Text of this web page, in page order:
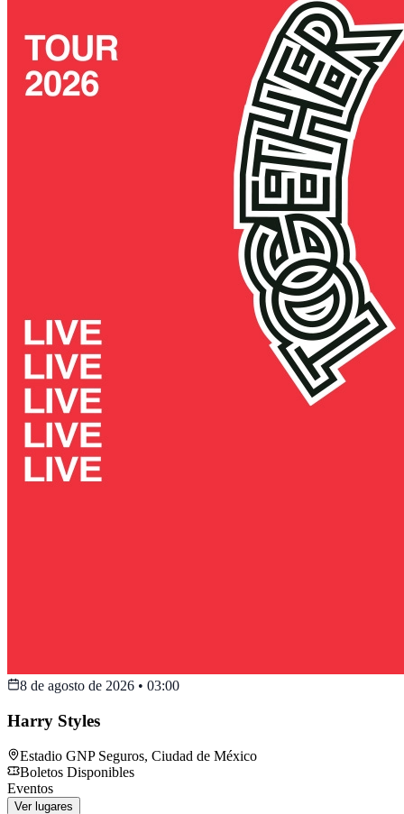
8 de agosto de 2026 • 03:00
Harry Styles
Estadio GNP Seguros, Ciudad de México
Boletos Disponibles
Eventos
Ver lugares